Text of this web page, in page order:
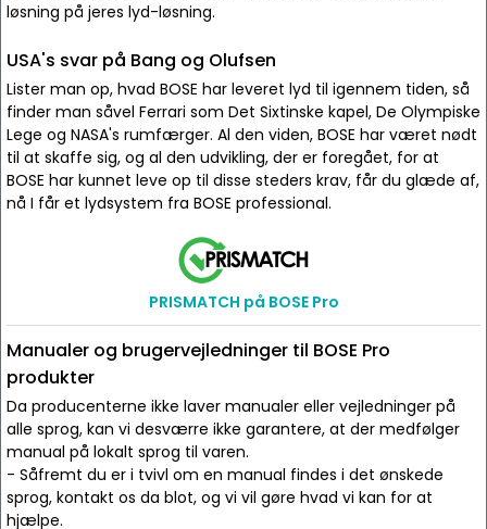
løsning på jeres lyd-løsning.
USA's svar på Bang og Olufsen
Lister man op, hvad BOSE har leveret lyd til igennem tiden, så
finder man såvel Ferrari som Det Sixtinske kapel, De Olympiske
Lege og NASA's rumfærger. Al den viden, BOSE har været nødt
til at skaffe sig, og al den udvikling, der er foregået, for at
BOSE har kunnet leve op til disse steders krav, får du glæde af,
nå I får et lydsystem fra BOSE professional.
PRISMATCH på BOSE Pro
Manualer og brugervejledninger til BOSE Pro
produkter
Da producenterne ikke laver manualer eller vejledninger på
alle sprog, kan vi desværre ikke garantere, at der medfølger
manual på lokalt sprog til varen.
- Såfremt du er i tvivl om en manual findes i det ønskede
sprog, kontakt os da blot, og vi vil gøre hvad vi kan for at
hjælpe.